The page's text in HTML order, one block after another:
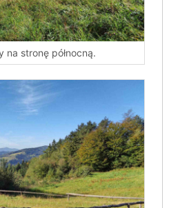
na stronę północną.